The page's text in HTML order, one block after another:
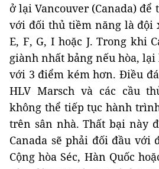
ở lại Vancouver (Canada) để
với đối thủ tiềm năng là đội
E, F, G, I hoặc J. Trong khi
giành nhất bảng nếu hòa,
với 3 điểm kém hơn. Điều
HLV Marsch và các cầu
không thể tiếp tục hành
trên sân nhà. Thất bại này
Canada sẽ phải đối đầu với
Cộng hòa Séc, Hàn Quốc